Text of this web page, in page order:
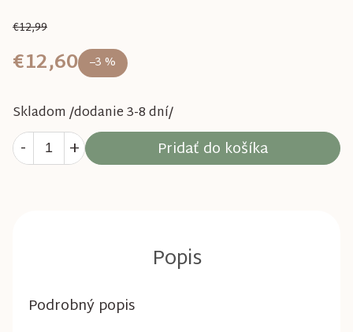
€12,99
–3 %
€12,60
Skladom /dodanie 3-8 dní/
Pridať do košíka
Podrobný popis